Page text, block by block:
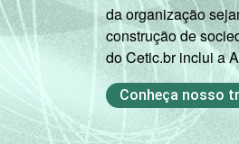
1Base:
2Na
3 O critério
B, C, D, E).
Veja a tabela
da organização
construção de
do Cetic.br inclui a
Conheça nosso